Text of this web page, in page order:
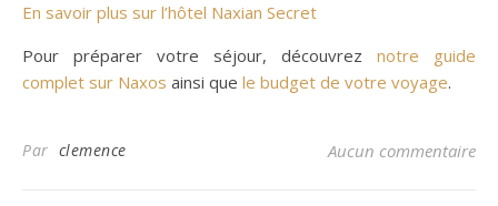
En savoir plus sur l’hôtel Naxian Secret
Pour préparer votre séjour, découvrez notre guide
complet sur Naxos ainsi que le budget de votre voyage.
Par clemence Aucun commentaire